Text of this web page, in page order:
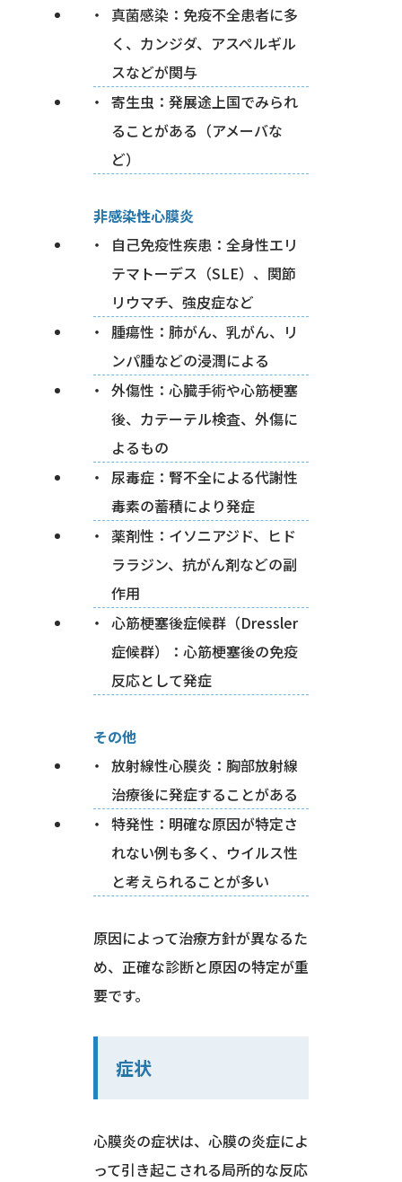
真菌感染：免疫不全患者に多
く、カンジダ、アスペルギル
スなどが関与
寄生虫：発展途上国でみられ
ることがある（アメーバな
ど）
非感染性心膜炎
自己免疫性疾患：全身性エリ
テマトーデス（SLE）、関節
リウマチ、強皮症など
腫瘍性：肺がん、乳がん、リ
ンパ腫などの浸潤による
外傷性：心臓手術や心筋梗塞
後、カテーテル検査、外傷に
よるもの
尿毒症：腎不全による代謝性
毒素の蓄積により発症
薬剤性：イソニアジド、ヒド
ララジン、抗がん剤などの副
作用
心筋梗塞後症候群（Dressler
症候群）：心筋梗塞後の免疫
反応として発症
その他
放射線性心膜炎：胸部放射線
治療後に発症することがある
特発性：明確な原因が特定さ
れない例も多く、ウイルス性
と考えられることが多い
原因によって治療方針が異なるた
め、正確な診断と原因の特定が重
要です。
症状
心膜炎の症状は、心膜の炎症によ
って引き起こされる局所的な反応